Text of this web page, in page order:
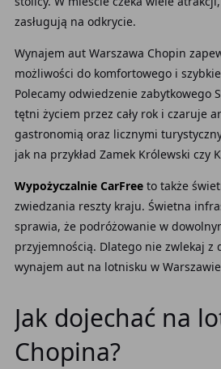
zasługują na odkrycie.
Wynajem aut Warszawa Chopin
możliwości do komfortowego i
Polecamy odwiedzenie zabytkowego
tętni życiem przez cały rok i czaruje
gastronomią oraz licznymi
jak na przykład Zamek Królewski czy
Wypożyczalnie CarFree to także
zwiedzania reszty kraju. Świetna
sprawia, że podróżowanie w
przyjemnością. Dlatego nie zwlekaj z
wynajem aut na lotnisku w
Jak dojechać na
Chopina?